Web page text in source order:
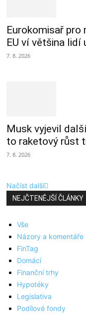
Eurokomisař pro
EU ví většina lidí
7. 8. 2026
Musk vyjevil
to raketový růst
7. 8. 2026
Načíst další
NEJČTENĚJŠÍ ČLÁNKY
Vše
Názory a komentáře
FinTag
Domácí
Finanční trhy
Hypotéky
Legislativa
Podílové fondy